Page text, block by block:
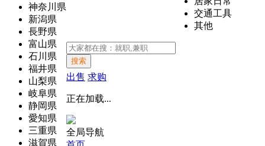
神奈川県
新潟県
長野県
富山県
石川県
福井県
山梨県
岐阜県
静岡県
愛知県
三重県
滋賀県
交通工具
其他
搜索
出售 求购
正在加载...
全局导航